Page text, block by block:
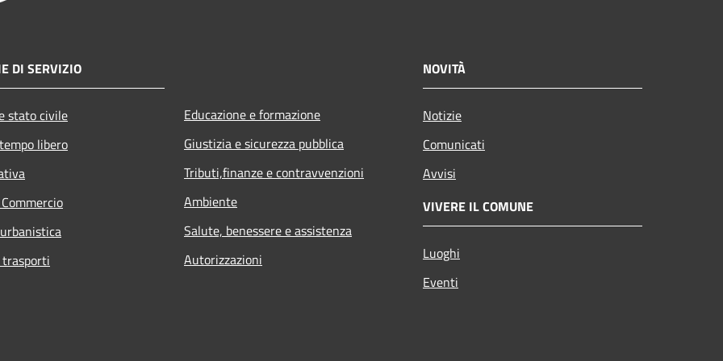
DI SERVIZIO
stato civile
libero
Educazione e formazione
Giustizia e sicurezza pubblica
Tributi,finanze e contravvenzioni
Ambiente
Salute, benessere e assistenza
Autorizzazioni
NOVITÀ
Notizie
Comunicati
Avvisi
VIVERE IL COMUNE
Luoghi
Eventi